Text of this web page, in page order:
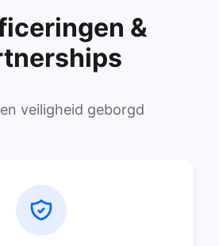
&
veiligheid geborgd